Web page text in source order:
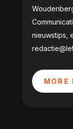
nieuwstips,
MORE